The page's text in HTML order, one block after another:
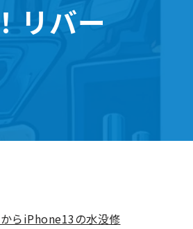
リバー
らiPhone13の水没修